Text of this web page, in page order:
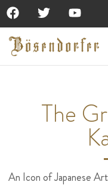
The
An Icon of Japanese